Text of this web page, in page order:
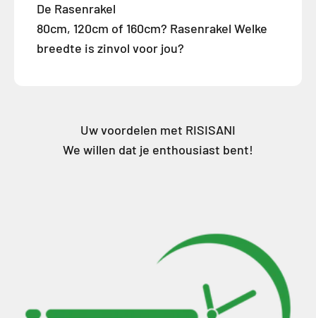
De Rasenrakel
80cm, 120cm of 160cm? Rasenrakel Welke
breedte is zinvol voor jou?
Uw voordelen met RISISANI
We willen dat je enthousiast bent!